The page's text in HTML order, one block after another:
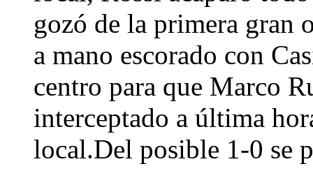
gozó de la primera gran
a mano escorado con
centro para que Marco
interceptado a última
local.Del posible 1-0 se